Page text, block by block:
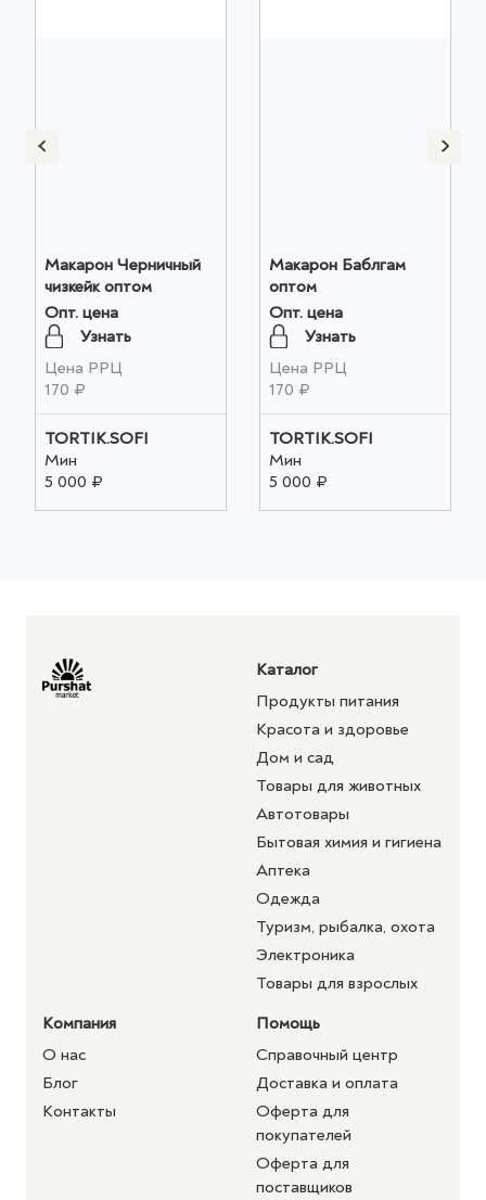
Макарон Черничный
чизкейк оптом
Опт. цена
Узнать
Цена РРЦ
170 ₽
TORTIK.SOFI
Мин
5 000 ₽
Макарон Баблгам
оптом
Опт. цена
Узнать
Цена РРЦ
170 ₽
TORTIK.SOFI
Мин
5 000 ₽
Каталог
Продукты питания
Красота и здоровье
Дом и сад
Товары для животных
Автотовары
Бытовая химия и гигиена
Аптека
Одежда
Туризм, рыбалка, охота
Электроника
Товары для взрослых
Компания
О нас
Блог
Контакты
Помощь
Справочный центр
Доставка и оплата
Оферта для
покупателей
Оферта для
поставщиков